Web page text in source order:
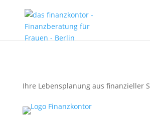
Ihre Lebensplanung aus finanzieller